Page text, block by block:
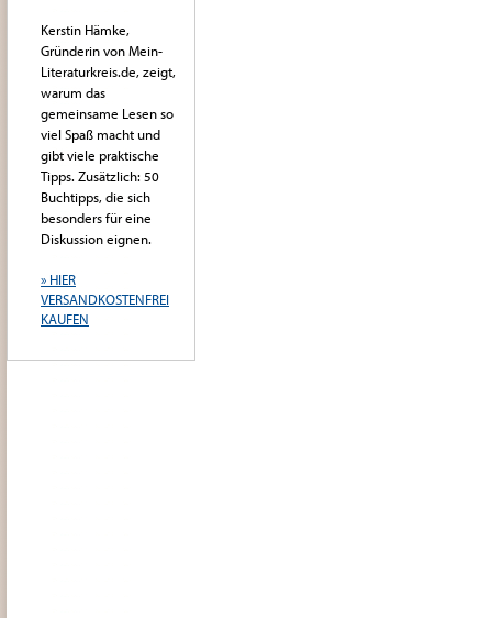
Kerstin Hämke,
Gründerin von Mein-
Literaturkreis.de, zeigt,
warum das
gemeinsame Lesen so
viel Spaß macht und
gibt viele praktische
Tipps. Zusätzlich: 50
Buchtipps, die sich
besonders für eine
Diskussion eignen.
» HIER
VERSANDKOSTENFREI
KAUFEN